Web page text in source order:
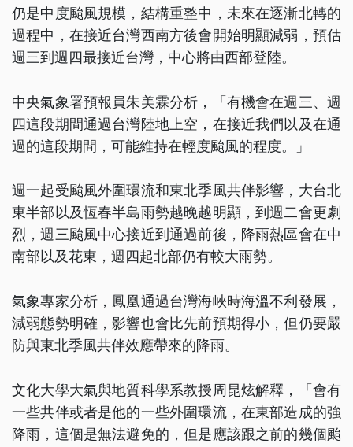
仍是中度颱風規模，結構重整中，未來在逐漸北轉的
過程中，在接近台灣西南方後會開始明顯減弱，預估
週三到週四最接近台灣，中心將由西部登陸。
中央氣象署預報員朱美霖分析，「有機會在週三、週
四這段期間通過台灣陸地上空，在接近我們以及在通
過的這段期間，可能維持在輕度颱風的程度。」
週一起受颱風外圍環流和東北季風共伴影響，大台北
東半部以及恆春半島雨勢越晚越明顯，到週二會更劇
烈，週三颱風中心接近到通過前後，降雨熱區會在中
南部以及花東，週四起北部仍有較大雨勢。
氣象專家分析，鳳凰通過台灣海峽時海溫不利發展，
減弱態勢明確，影響也會比先前預期得小，但仍要嚴
防與東北季風共伴效應帶來的降雨。
文化大學大氣與地質科學系教授周昆炫解釋，「會有
一些共伴或者是他的一些外圍環流，在東部造成的強
降雨，這個是無法避免的，但是應該跟之前的幾個颱